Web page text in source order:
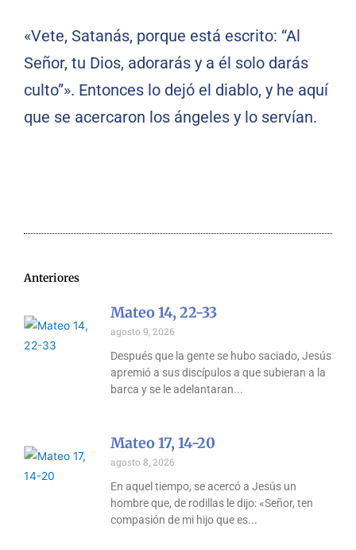
«Vete, Satanás, porque está escrito: “Al
Señor, tu Dios, adorarás y a él solo darás
culto”». Entonces lo dejó el diablo, y he aquí
que se acercaron los ángeles y lo servían.
Anteriores
Mateo 14, 22-33
agosto 9, 2026
Después que la gente se hubo saciado, Jesús
apremió a sus discípulos a que subieran a la
barca y se le adelantaran
Mateo 17, 14-20
agosto 8, 2026
En aquel tiempo, se acercó a Jesús un
hombre que, de rodillas le dijo: «Señor, ten
compasión de mi hijo que es